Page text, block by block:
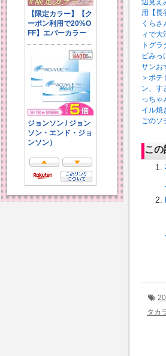
辺見え
用【長
くらさ
ィで大
トグラ
ピみっ
サンお
＞ポテ
ン、す
っちゃ
イル
ごのソ
こ
タカ